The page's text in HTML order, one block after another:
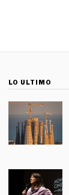
LO ÚLTIMO